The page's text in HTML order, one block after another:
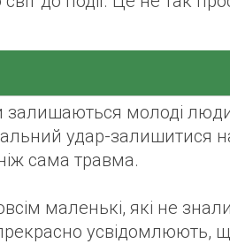
залишаються молоді
удар-залишитися
сама травма.
маленькі, які не
усвідомлюють,